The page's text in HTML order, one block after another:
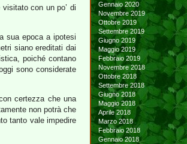
con un po’ di
sua epoca a ipotesi
siano ereditati dai
poiché contano
sono considerate
certezza che una
non potrà che
tanto vale impedire
Gennaio 2020
Novembre 2019
Ottobre 2019
Settembre 2019
Giugno 2019
Maggio 2019
Febbraio 2019
Novembre 2018
Ottobre 2018
Settembre 2018
Giugno 2018
Maggio 2018
Aprile 2018
Marzo 2018
Febbraio 2018
Gennaio 2018